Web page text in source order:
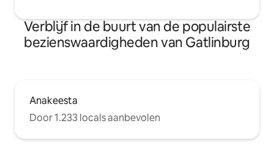
Verblijf in de buurt van de populairste
bezienswaardigheden van Gatlinburg
Anakeesta
Door 1.233 locals aanbevolen